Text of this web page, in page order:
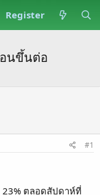
Register
นขึ้นต่อ
#1
23% ตลอดสัปดาห์ที่